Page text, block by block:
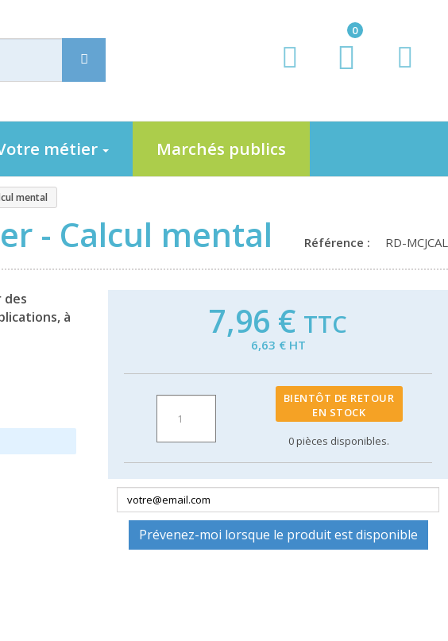
0
métier Marchés publics
mental
- Calcul mental Référence : RD-MCJCAL
des
à
7,96 € TTC
6,63 € HT
BIENTÔT DE RETOUR
EN STOCK
0pièces disponibles.
Prévenez-moi lorsque le produit est disponible